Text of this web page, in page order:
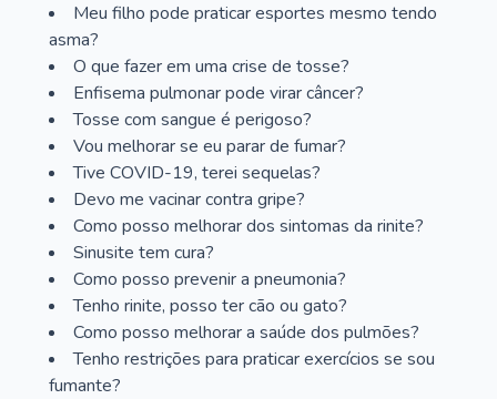
Meu filho pode praticar esportes mesmo tendo
asma?
O que fazer em uma crise de tosse?
Enfisema pulmonar pode virar câncer?
Tosse com sangue é perigoso?
Vou melhorar se eu parar de fumar?
Tive COVID-19, terei sequelas?
Devo me vacinar contra gripe?
Como posso melhorar dos sintomas da rinite?
Sinusite tem cura?
Como posso prevenir a pneumonia?
Tenho rinite, posso ter cão ou gato?
Como posso melhorar a saúde dos pulmões?
Tenho restrições para praticar exercícios se sou
fumante?